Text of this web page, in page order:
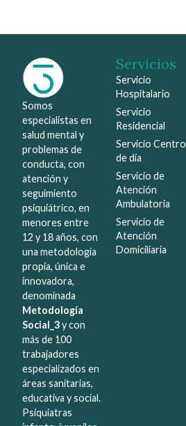
Somos
especialistas en
salud mental y
problemas de
conducta, con
atención y
seguimiento
psiquiátrico, en
menores entre
12 y 18 años, con
una metodología
propia, única e
innovadora,
denominada
Metodología
Social_3y con
más de 100
trabajadores
especializados en
áreas sanitarias,
educativa y social.
Psiquiatras
Servicios
Servicio
Hospitalario
Servicio
Residencial
Servicio Centro
de día
Servicio de
Atención
Ambulatoria
Servicio de
Atención
Domiciliaria